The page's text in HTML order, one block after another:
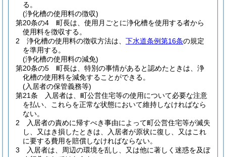
る。
(浄化槽の使用料の徴収)
第20条の4
町長は、使用月ごとに浄化槽を使用する者から
使用料を徴収する。
2
浄化槽の使用料の徴収方法は、 下水道条例第16条の規定
を準用する。
(浄化槽の使用料の減免)
第20条の5
町長は、特別の事情があると認めたときは、浄
化槽の使用料を減免することができる。
(入居者の保管義務等)
第21条
入居者は、町公営住宅等の使用について必要な注意
を払い、これらを正常な状態において維持しなければなら
ない。
2
入居者の責めに帰すべき事由によって町公営住宅等が滅失
し、又はき損したときは、入居者が原状に復し、又はこれ
に要する費用を賠償しなければならない。
3
入居者は、周辺の環境を乱し、又は他に著しく迷惑を及ぼ